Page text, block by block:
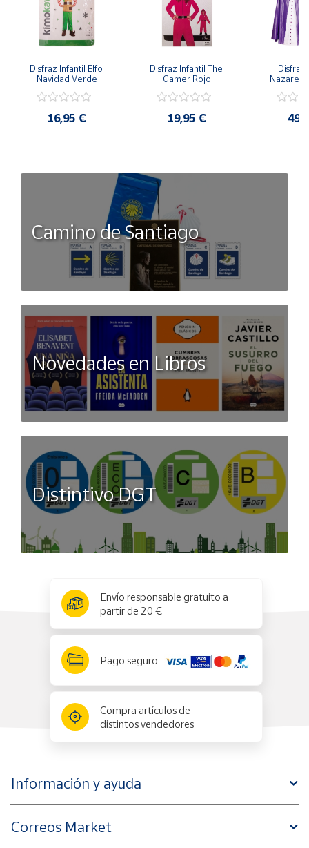
Disfraz Infantil Elfo
Navidad Verde
16,95 €
Disfraz Infantil The
Gamer Rojo
19,95 €
Disfraz
Camino de Santiago
Novedades en Libros
Distintivo DGT
Envío responsable gratuito a
partir de 20 €
Pago seguro
Compra artículos de
distintos vendedores
Información y ayuda
Correos Market